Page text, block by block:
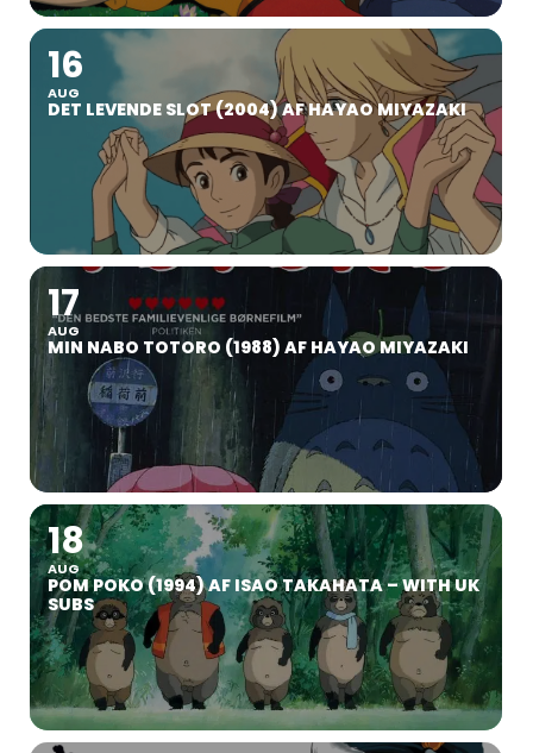
16
AUG
DET LEVENDE SLOT (2004) AF HAYAO MIYAZAKI
17
AUG
MIN NABO TOTORO (1988) AF HAYAO MIYAZAKI
18
AUG
POM POKO (1994) AF ISAO TAKAHATA – WITH UK
SUBS